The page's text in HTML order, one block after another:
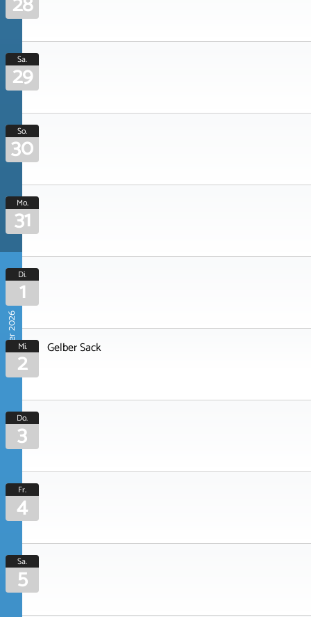
Sa.
29
So.
30
Mo.
31
September 2026
Di.
1
Mi.
2 Gelber Sack
Do.
3
Fr.
4
Sa.
5